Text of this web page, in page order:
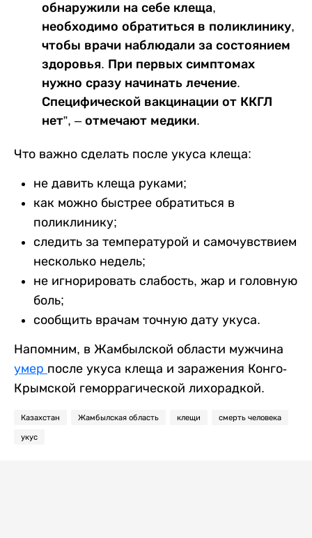
обнаружили на себе клеща,
необходимо обратиться в поликлинику,
чтобы врачи наблюдали за состоянием
здоровья. При первых симптомах
нужно сразу начинать лечение.
Специфической вакцинации от ККГЛ
нет”, – отмечают медики.
Что важно сделать после укуса клеща:
не давить клеща руками;
как можно быстрее обратиться в
поликлинику;
следить за температурой и самочувствием
несколько недель;
не игнорировать слабость, жар и головную
боль;
сообщить врачам точную дату укуса.
Напомним, в Жамбылской области мужчина
умер после укуса клеща и заражения Конго-
Крымской геморрагической лихорадкой.
Казахстан Жамбылская область клещи смерть человека
укус